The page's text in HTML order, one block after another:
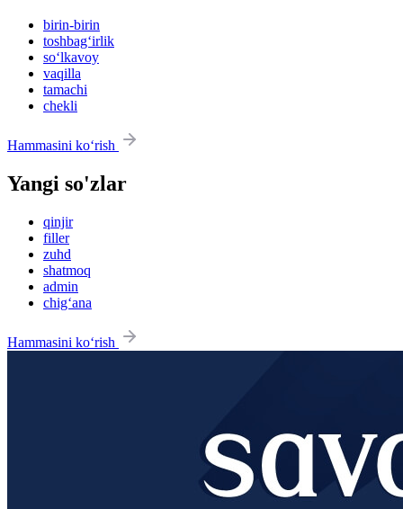
birin-birin
toshbag‘irlik
so‘lkavoy
vaqilla
tamachi
chekli
Hammasini ko‘rish
Yangi so'zlar
qinjir
filler
zuhd
shatmoq
admin
chig‘ana
Hammasini ko‘rish